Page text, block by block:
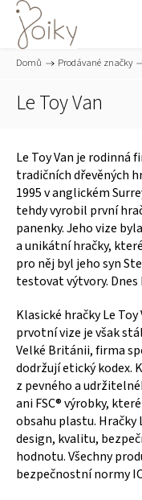
Domů / Prodávané značky /
Le Toy Van
Le Toy Van je rodinná
tradičníchdřevěných
1995 v anglickém
tehdy vyrobil první
panenky. Jeho vize
a unikátní hračky,
pro něj byl jeho syn
testovat výtvory. Dnes
Klasické hračky Le
prvotní vize je však
Velké Británii, firma
dodržují etický kodex.
z pevného a
ani FSC® výrobky,
obsahu plastu. Hračky
design, kvalitu,
hodnotu.Všechny
bezpečnostní normy